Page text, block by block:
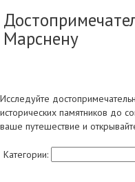
Марснену
Исследуйте
исторических памятников до
ваше путешествие и
Категории: